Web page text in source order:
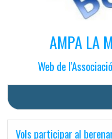
AMPA LA
Web de
Vols participar al